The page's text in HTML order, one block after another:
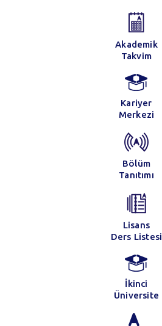
Akademik
Takvim
Kariyer
Merkezi
Bölüm
Tanıtımı
Lisans
Ders Listesi
İkinci
Üniversite